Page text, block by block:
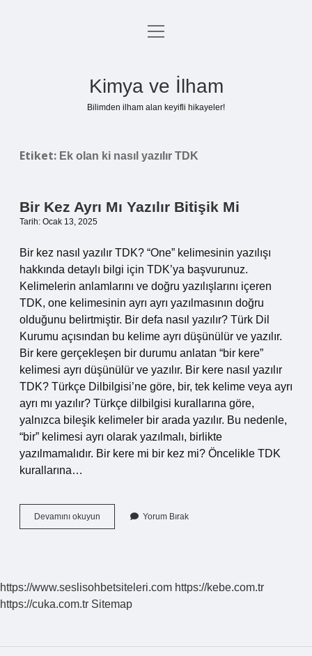
Anasayfa
menüyü
Kimya ve İlham
Bilimden ilham alan keyifli hikayeler!
Etiket: Ek olan ki nasıl yazılır TDK
Bir Kez Ayrı Mı Yazılır Bitişik Mi
Tarih: Ocak 13, 2025
Bir kez nasıl yazılır TDK? “One” kelimesinin yazılışı
hakkında detaylı bilgi için TDK’ya başvurunuz.
Kelimelerin anlamlarını ve doğru yazılışlarını içeren
TDK, one kelimesinin ayrı ayrı yazılmasının doğru
olduğunu belirtmiştir. Bir defa nasıl yazılır? Türk Dil
Kurumu açısından bu kelime ayrı düşünülür ve yazılır.
Bir kere gerçekleşen bir durumu anlatan “bir kere”
kelimesi ayrı düşünülür ve yazılır. Bir kere nasıl yazılır
TDK? Türkçe Dilbilgisi’ne göre, bir, tek kelime veya ayrı
ayrı mı yazılır? Türkçe dilbilgisi kurallarına göre,
yalnızca bileşik kelimeler bir arada yazılır. Bu nedenle,
“bir” kelimesi ayrı olarak yazılmalı, birlikte
yazılmamalıdır. Bir kere mi bir kez mi? Öncelikle TDK
kurallarına…
Devamını okuyun
Kez
Mi
Yorum Bırak
https://www.seslisohbetsiteleri.com https://kebe.com.tr
https://cuka.com.tr Sitemap